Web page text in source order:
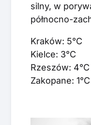
silny, w
północno-
Kraków: 5°C
Kielce: 3°C
Rzeszów: 4°C
Zakopane: 1°C